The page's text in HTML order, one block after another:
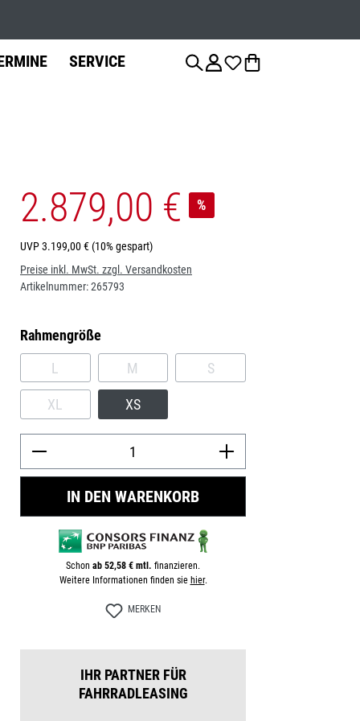
Fahrradteile
Sattelstützen
Bremsen
SERVICE
Fahrrad-
Montage
Jobs
2.879,00 € %
UVP3.199,00 €(10% gespart)
Preise inkl. MwSt. zzgl. Versandkosten
Artikelnummer:265793
Rahmengrößeauswählen
L
(DIESE OPTION IST ZURZEIT NICHT VERFÜGBAR.)
M
(DIESE OPTION IST ZURZEIT NICHT
S
(DIESE OPTION IST ZURZEIT
XL
(DIESE OPTION IST ZURZEIT NICHT VERFÜGBAR.)
XS
IN DEN WARENKORB
Schon ab 52,58 € mtl. finanzieren.
Weitere Informationen finden sie hier.
MERKEN
IHR PARTNER FÜR
FAHRRADLEASING